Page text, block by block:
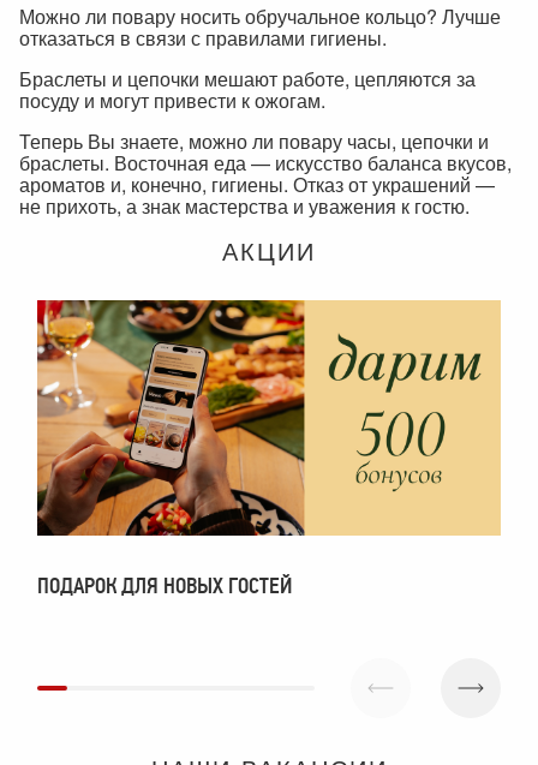
Можно ли повару носить обручальное кольцо? Лучше
отказаться в связи с правилами гигиены.
Браслеты и цепочки мешают работе, цепляются за
посуду и могут привести к ожогам.
Теперь Вы знаете, можно ли повару часы, цепочки и
браслеты. Восточная еда — искусство баланса вкусов,
ароматов и, конечно, гигиены. Отказ от украшений —
не прихоть, а знак мастерства и уважения к гостю.
АКЦИИ
ПОДАРОК ДЛЯ НОВЫХ ГОСТЕЙ